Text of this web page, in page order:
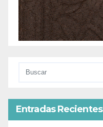
Entradas Recientes